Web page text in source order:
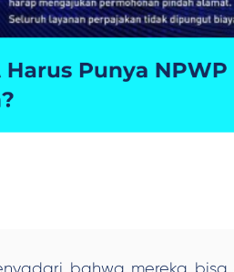
bahwa mereka